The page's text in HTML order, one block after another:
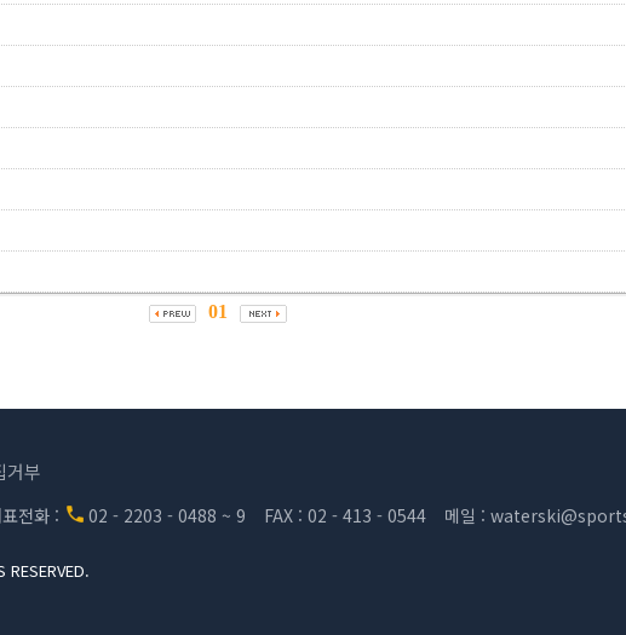
01
거부
전화 : 02 - 2203 - 0488 ~ 9 FAX : 02 - 413 - 0544 메일 :